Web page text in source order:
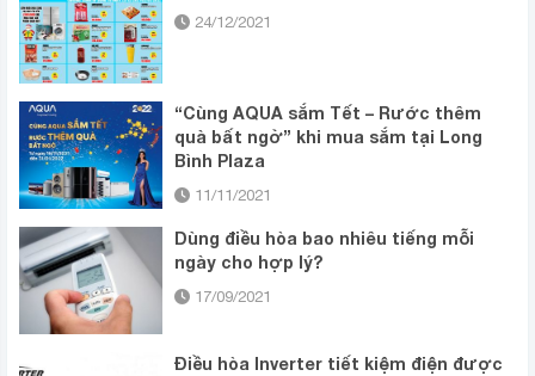
24/12/2021
“Cùng AQUA sắm Tết – Rước thêm
quà bất ngờ” khi mua sắm tại Long
Bình Plaza
11/11/2021
Dùng điều hòa bao nhiêu tiếng mỗi
ngày cho hợp lý?
17/09/2021
Điều hòa Inverter tiết kiệm điện được